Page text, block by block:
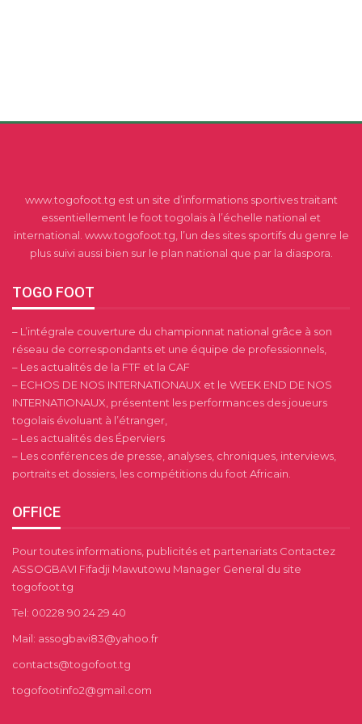
www.togofoot.tg est un site d’informations sportives traitant
essentiellement le foot togolais à l’échelle national et
international. www.togofoot.tg, l’un des sites sportifs du genre le
plus suivi aussi bien sur le plan national que par la diaspora.
TOGO FOOT
– L’intégrale couverture du championnat national grâce à son
réseau de correspondants et une équipe de professionnels,
– Les actualités de la FTF et la CAF
– ECHOS DE NOS INTERNATIONAUX et le WEEK END DE NOS
INTERNATIONAUX, présentent les performances des joueurs
togolais évoluant à l’étranger,
– Les actualités des Éperviers
– Les conférences de presse, analyses, chroniques, interviews,
portraits et dossiers, les compétitions du foot Africain.
OFFICE
Pour toutes informations, publicités et partenariats Contactez
ASSOGBAVI Fifadji Mawutowu Manager General du site
togofoot.tg
Tel: 00228 90 24 29 40
Mail: assogbavi83@yahoo.fr
contacts@togofoot.tg
togofootinfo2@gmail.com